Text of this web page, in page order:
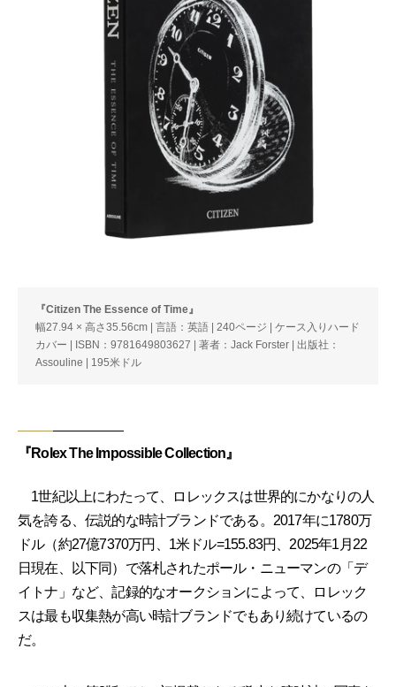
『Citizen The Essence of Time』
幅27.94 × 高さ35.56cm | 言語：英語 | 240ページ | ケース入りハード
カバー | ISBN：9781649803627 | 著者：Jack Forster | 出版社：
Assouline | 195米ドル
『Rolex The Impossible Collection』
1世紀以上にわたって、ロレックスは世界的にかなりの人
気を誇る、伝説的な時計ブランドである。2017年に1780万
ドル（約27億7370万円、1米ドル=155.83円、2025年1月22
日現在、以下同）で落札されたポール・ニューマンの「デ
イトナ」など、記録的なオークションによって、ロレック
スは最も収集熱が高い時計ブランドでもあり続けているの
だ。